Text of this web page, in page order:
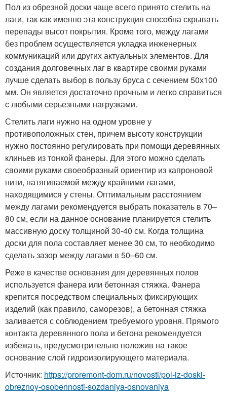
Пол из обрезной доски чаще всего принято стелить на
лаги, так как именно эта конструкция способна скрывать
перепады высот покрытия. Кроме того, между лагами
без проблем осуществляется укладка инженерных
коммуникаций или других актуальных элементов. Для
создания долговечных лаг в квартире своими руками
лучше сделать выбор в пользу бруса с сечением 50х100
мм. Он является достаточно прочным и легко справиться
с любыми серьезными нагрузками.
Стелить лаги нужно на одном уровне у
противоположных стен, причем высоту конструкции
нужно постоянно регулировать при помощи деревянных
клиньев из тонкой фанеры. Для этого можно сделать
своими руками своеобразный ориентир из капроновой
нити, натягиваемой между крайними лагами,
находящимися у стены. Оптимальным расстоянием
между лагами рекомендуется выбрать показатель в 70–
80 см, если на данное основание планируется стелить
массивную доску толщиной 30-40 см. Когда толщина
доски для пола составляет менее 30 см, то необходимо
сделать зазор между лагами в 50–60 см.
Реже в качестве основания для деревянных полов
используется фанера или бетонная стяжка. Фанера
крепится посредством специальных фиксирующих
изделий (как правило, саморезов), а бетонная стяжка
заливается с соблюдением требуемого уровня. Прямого
контакта деревянного пола и бетона рекомендуется
избежать, предусмотрительно положив на такое
основание слой гидроизолирующего материала.
Источник: https://proremont-dom.ru/novosti/pol-iz-doski-
obreznoy-osobennosti-sozdaniya-osnovaniya